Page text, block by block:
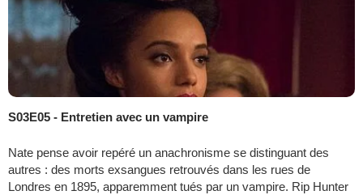
S03E05 - Entretien avec un vampire
Nate pense avoir repéré un anachronisme se distinguant des
autres : des morts exsangues retrouvés dans les rues de
Londres en 1895, apparemment tués par un vampire. Rip Hunter